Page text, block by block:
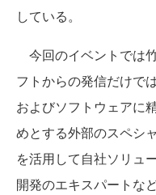
している。
今回のイベントでは
フトからの発信だけで
およびソフトウェアに
めとする外部のスペシ
を活用して自社ソリュ
開発のエキスパートな